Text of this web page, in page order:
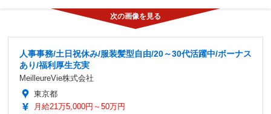
人事事務/土日祝休み/服装髪型自由/20～30代活躍中/ボーナス
あり/福利厚生充実
MeilleureVie株式会社
東京都
月給21万5,000円～50万円